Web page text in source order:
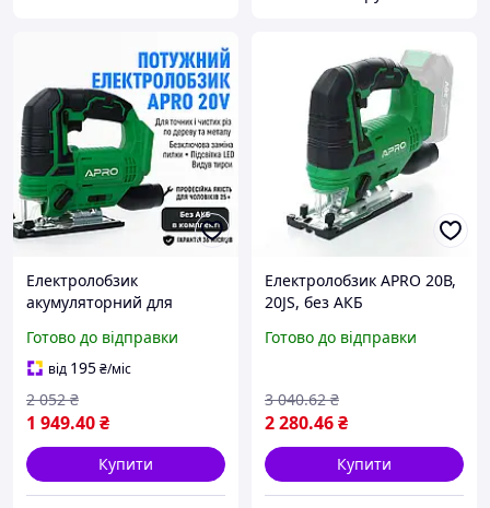
Електролобзик
акумуляторний для
по дереву металу фанери
для дому професійний
лобзик майстра APRO 20В
20JS
Готово до відправки
від 195₴/міс
1 949.40₴
2 052 ₴
Купити
Електролобзик APRO 20В,
20JS, без АКБ
Готово до відправки
2 280.46₴
3 040.62 ₴
Купити